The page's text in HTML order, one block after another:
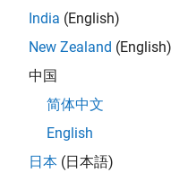
the Live Editor
India (English)
New Zealand (English)
中国
简体中文
English
日本 (日本語)